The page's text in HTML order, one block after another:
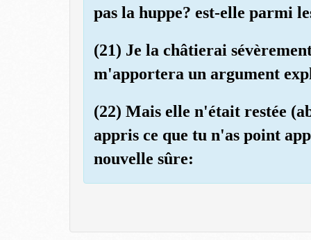
pas la huppe? est-elle parmi
(21) Je la châtierai
m'apportera un argument
(22) Mais elle n'était restée
appris ce que tu n'as point
nouvelle sûre: